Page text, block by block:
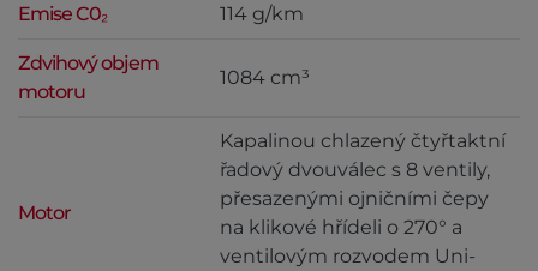
Emise C0₂ 114 g/km
Zdvihový objem
motoru
1084 cm³
Motor
Kapalinou chlazený čtyřtaktní
řadový dvouválec s 8 ventily,
přesazenými ojničními čepy
na klikové hřídeli o 270° a
ventilovým rozvodem Uni-